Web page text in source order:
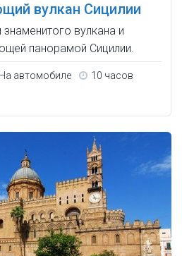
вулкан Сицилии
вулкана и
панорамой Сицилии.
На автомобиле 10 часов